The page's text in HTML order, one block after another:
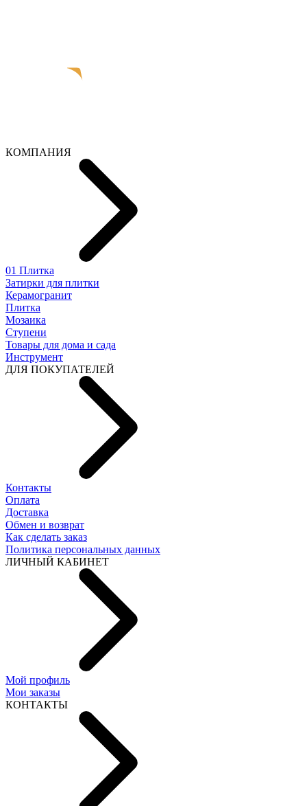
КОМПАНИЯ
01 Плитка
Затирки для плитки
Керамогранит
Плитка
Мозаика
Ступени
Товары для дома и сада
Инструмент
ДЛЯ ПОКУПАТЕЛЕЙ
Контакты
Оплата
Доставка
Обмен и возврат
Как сделать заказ
Политика персональных данных
ЛИЧНЫЙ КАБИНЕТ
Мой профиль
Мои заказы
КОНТАКТЫ